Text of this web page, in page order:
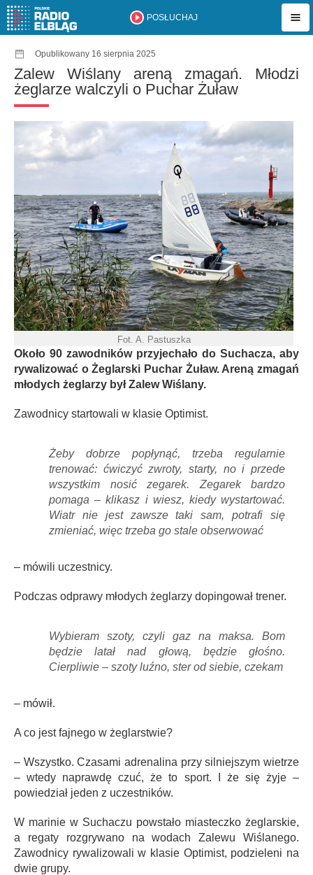
POSŁUCHAJ
Opublikowany 16 sierpnia 2025
Zalew Wiślany areną zmagań. Młodzi
żeglarze walczyli o Puchar Żuław
Fot. A. Pastuszka
Około 90 zawodników przyjechało do Suchacza, aby
rywalizować o Żeglarski Puchar Żuław. Areną zmagań
młodych żeglarzy był Zalew Wiślany.
Zawodnicy startowali w klasie Optimist.
Żeby dobrze popłynąć, trzeba regularnie
trenować: ćwiczyć zwroty, starty, no i przede
wszystkim nosić zegarek. Zegarek bardzo
pomaga – klikasz i wiesz, kiedy wystartować.
Wiatr nie jest zawsze taki sam, potrafi się
zmieniać, więc trzeba go stale obserwować
– mówili uczestnicy.
Podczas odprawy młodych żeglarzy dopingował trener.
Wybieram szoty, czyli gaz na maksa. Bom
będzie latał nad głową, będzie głośno.
Cierpliwie – szoty luźno, ster od siebie, czekam
– mówił.
A co jest fajnego w żeglarstwie?
– Wszystko. Czasami adrenalina przy silniejszym wietrze
– wtedy naprawdę czuć, że to sport. I że się żyje –
powiedział jeden z uczestników.
W marinie w Suchaczu powstało miasteczko żeglarskie,
a regaty rozgrywano na wodach Zalewu Wiślanego.
Zawodnicy rywalizowali w klasie Optimist, podzieleni na
dwie grupy.